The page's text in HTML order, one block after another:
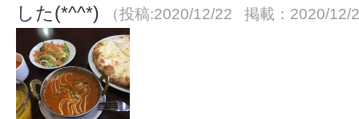
した(*^^*)
（投稿:2020/12/22 掲載：2020/12/